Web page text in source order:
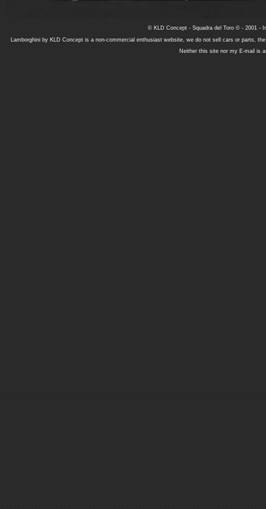
© KLD Concept - Squadra del Toro © - 2001 -
Lamborghini by KLD Concept is a non-commercial enthusiast website, we do not sell cars or parts,
Neither this site nor my E-mail is